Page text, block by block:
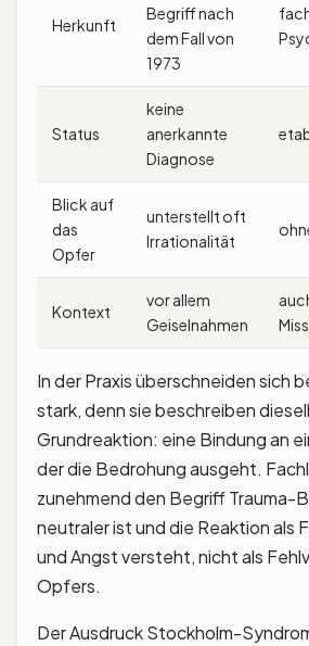
Herkunft
Begriff nach
dem Fall von
1973
Status
keine
anerkannte
Diagnose
Blick auf
das
Opfer
unterstellt oft
Irrationalität
Kontext
vor allem
Geiselnahmen
In der Praxis überschneiden sich
stark, denn sie beschreiben
Grundreaktion: eine Bindung an
der die Bedrohung ausgeht.
zunehmend den Begriff Trauma-
neutraler ist und die Reaktion als
und Angst versteht, nicht als
Opfers.
Der Ausdruck Stockholm-